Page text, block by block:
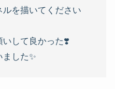
を描いてください
いして良かった❣️
した✨